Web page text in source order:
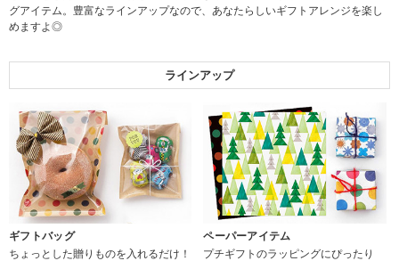
グアイテム。豊富なラインアップなので、あなたらしいギフトアレンジを楽し
めますよ◎
ラインアップ
ギフトバッグ
ちょっとした贈りものを入れるだけ！
ペーパーアイテム
プチギフトのラッピングにぴったり